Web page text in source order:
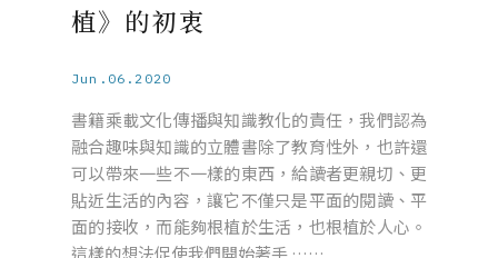
植》的初衷
Jun.06.2020
書籍乘載文化傳播與知識教化的責任，我們認為
融合趣味與知識的立體書除了教育性外，也許還
可以帶來一些不一樣的東西，給讀者更親切、更
貼近生活的內容，讓它不僅只是平面的閱讀、平
面的接收，而能夠根植於生活，也根植於人心。
這樣的想法促使我們開始著手 ……